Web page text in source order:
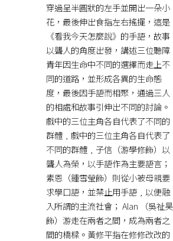
穿過呈半圓狀的左手並開出一朵小
花，最後伸出食指左右搖擺，這是
《看我今天怎麼說》的手語，故事
以聾人的角度出發，講述三位聽障
青年因生命中不同的選擇而走上不
同的道路，並形成各異的生命態
度，最後因手語而相聚，通過三人
的相處和故事引伸出不同的討論。
戲中的三位主角各自代表了不同的
群體﹐戲中的三位主角各自代表了
不同的群體﹐子信（游學修飾）以
聾人為榮，以手語作為主要語言；
素恩（鍾雪瑩飾）則從小被母親要
求學口語，並禁止用手語﹐以便融
入所謂的主流社會； Alan （吳祉昊
飾）游走在兩者之間，成為兩者之
間的橋樑。黃修平指在修修改改的